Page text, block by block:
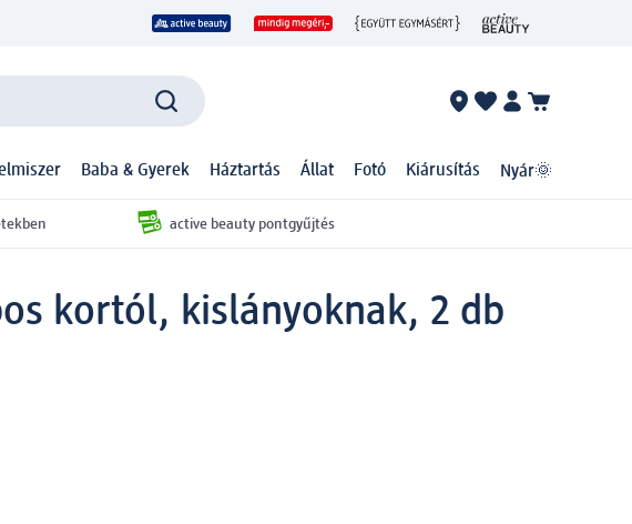
Baba & Gyerek Háztartás Állat Fotó Kiárusítás Nyár🌞
active beauty pontgyűjtés
kortól, kislányoknak, 2 db